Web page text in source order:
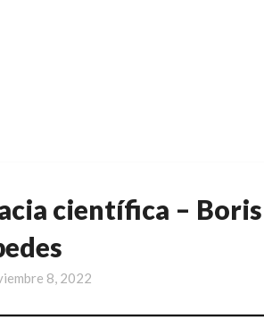
científica – Boris
8, 2022